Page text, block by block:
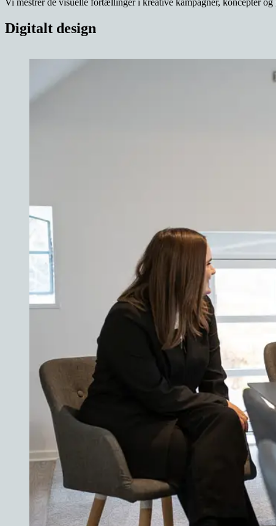
Vi mestrer de visuelle fortællinger i kreative kampagner, koncepter og
Digitalt design